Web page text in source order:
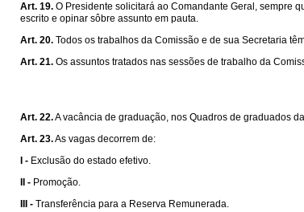
Art. 19. O Presidente solicitará ao Comandante Geral, sempre
escrito e opinar sôbre assunto em pauta.
Art. 20. Todos os trabalhos da Comissão e de sua Secretaria
Art. 21. Os assuntos tratados nas sessões de trabalho da
Art. 22.A vacância de graduação, nos Quadros de graduados
Art. 23.As vagas decorrem de:
I - Exclusão do estado efetivo.
II - Promoção.
III - Transferência para a Reserva Remunerada.